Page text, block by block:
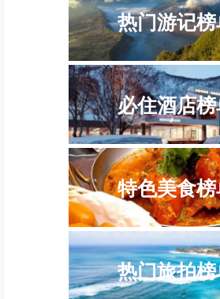
热门游记
必住酒店
特色美食
热门旅拍